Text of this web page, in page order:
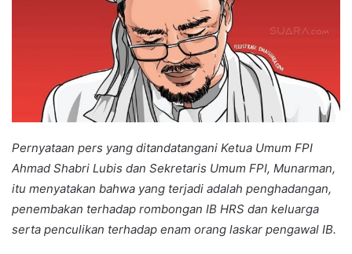
Pernyataan pers yang ditandatangani Ketua Umum FPI
Ahmad Shabri Lubis dan Sekretaris Umum FPI, Munarman,
itu menyatakan bahwa yang terjadi adalah penghadangan,
penembakan terhadap rombongan IB HRS dan keluarga
serta penculikan terhadap enam orang laskar pengawal IB.